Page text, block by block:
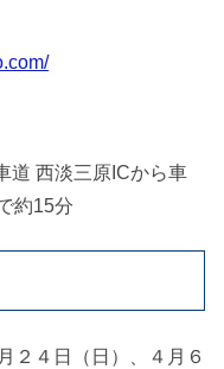
道 西淡三原ICから車
約15分
２４日（日）、４月６